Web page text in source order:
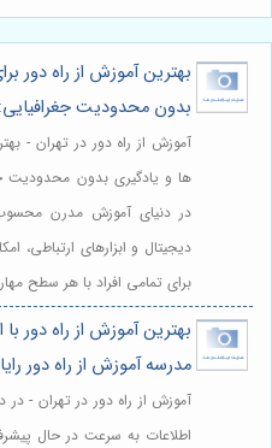
بهترین آموزش از راه دور
بدون محدودیت
آموزش از راه دور در تهران -
ها و یادگیری بدون محدودیت
در دنیای آموزش مدرن
دیجیتال و ابزارهای ارتباطی،
برای تمامی افراد با هر سطح
بهترین آموزش از راه دور
مدرسه آموزش از راه دور
آموزش از راه دور در تهران - در
اطلاعات به سرعت در حال